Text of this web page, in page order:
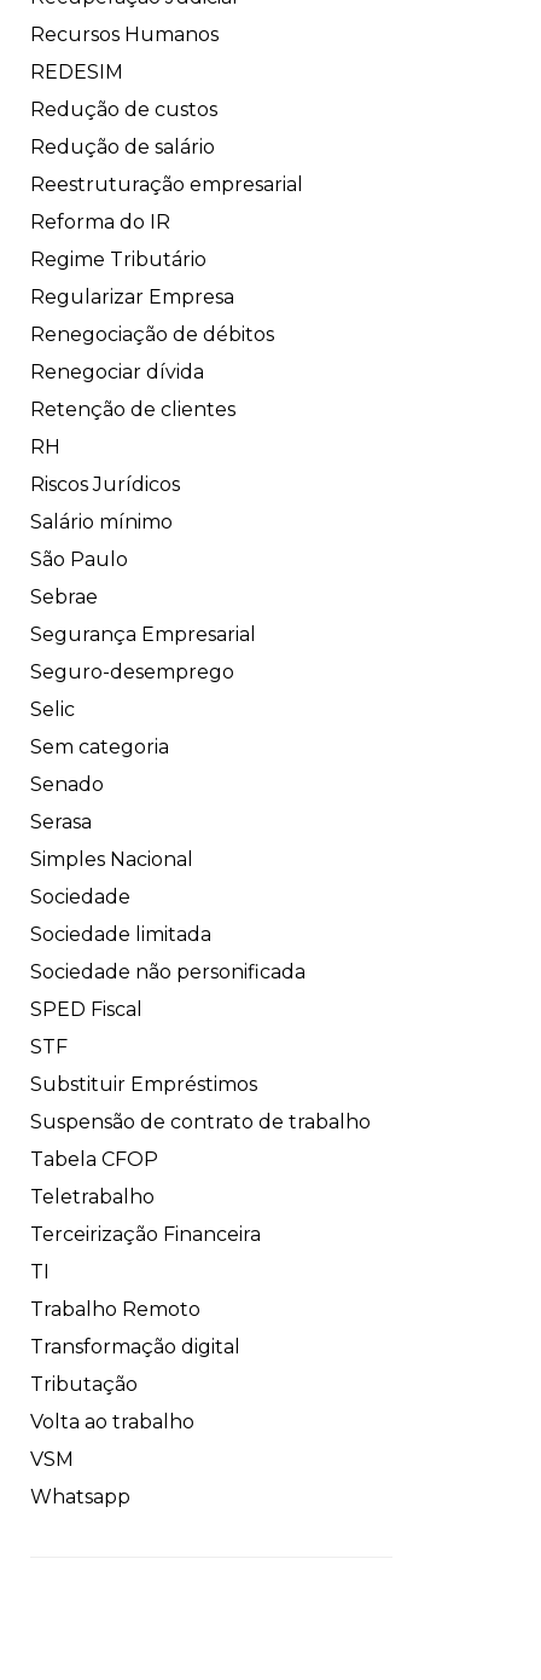
Recursos Humanos
REDESIM
Redução de custos
Redução de salário
Reestruturação empresarial
Reforma do IR
Regime Tributário
Regularizar Empresa
Renegociação de débitos
Renegociar dívida
Retenção de clientes
RH
Riscos Jurídicos
Salário mínimo
São Paulo
Sebrae
Segurança Empresarial
Seguro-desemprego
Selic
Sem categoria
Senado
Serasa
Simples Nacional
Sociedade
Sociedade limitada
Sociedade não personificada
SPED Fiscal
STF
Substituir Empréstimos
Suspensão de contrato de trabalho
Tabela CFOP
Teletrabalho
Terceirização Financeira
TI
Trabalho Remoto
Transformação digital
Tributação
Volta ao trabalho
VSM
Whatsapp